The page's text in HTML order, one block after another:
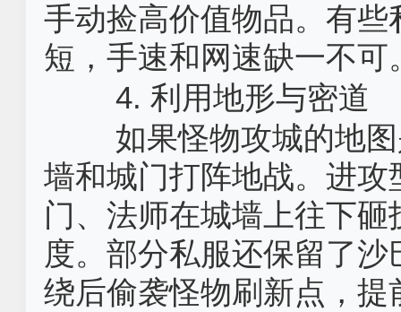
手动捡高价值物品。有
短，手速和网速缺一不可
4. 利用地形与密道
如果怪物攻城的地
墙和城门打阵地战。进
门、法师在城墙上往下
度。部分私服还保留了
绕后偷袭怪物刷新点，